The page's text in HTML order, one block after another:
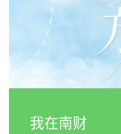
我在南财